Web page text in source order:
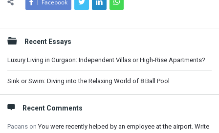
Facebook
Sidebar
Recent Essays
Luxury Living in Gurgaon: Independent Villas or High-Rise Apartments?
Sink or Swim: Diving into the Relaxing World of 8 Ball Pool
Recent Comments
Pacans onYou were recently helped by an employee at the airport. Write